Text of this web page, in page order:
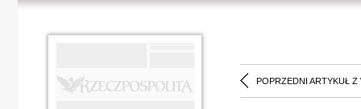
POPRZEDNI ARTYKUŁ Z